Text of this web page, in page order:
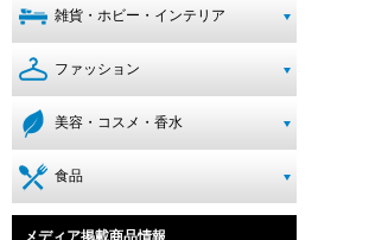
雑貨・ホビー・インテリア
ファッション
美容・コスメ・香水
食品
メディア掲載商品情報